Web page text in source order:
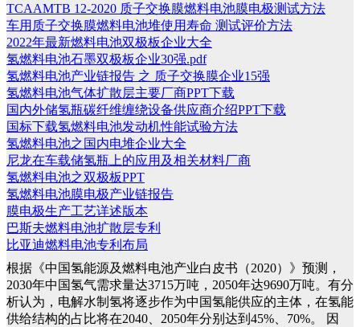
TCAAMTB 12-2020 质子交换膜燃料电池膜电极测试方法
车用质子交换膜燃料电池堆使用寿命 测试评价方法
2022年最新燃料电池双极板企业大全
氢燃料电池石墨双极板企业30强.pdf
氢燃料电池产业链报告 之 质子交换膜企业15强
氢燃料电池气体扩散层主要厂商PPT下载
国内外储氢瓶碳纤维缠绕设备供应商介绍PPT下载
国标下载氢燃料电池发动机性能试验方法
氢燃料电池之国内电堆企业大全
尼龙在车载储氢瓶上的应用及相关材料厂商
氢燃料电池之双极板PPT
氢燃料电池膜电极产业链报告
膜电极生产工艺详述版本
巴斯夫燃料电池扩散层专利
比亚迪燃料电池专利布局
根据《中国氢能源及燃料电池产业白皮书（2020）》预测，
2030年中国氢气需求量达3715万吨，2050年达9690万吨。有分
析认为，电解水制氢将逐步作为中国氢能供应的主体，在氢能
供给结构的占比将在2040、2050年分别达到45%、70%。
因